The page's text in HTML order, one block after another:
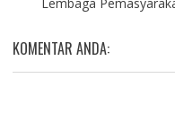
Lembaga
KOMENTAR ANDA: